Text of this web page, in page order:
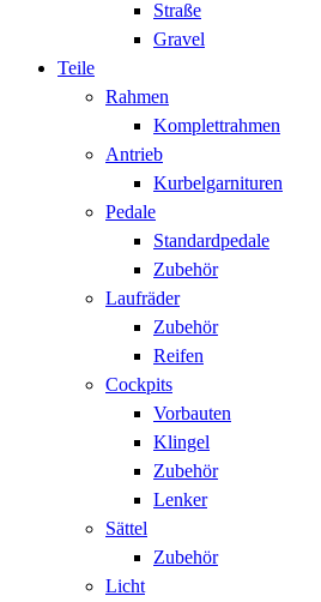
Straße
Gravel
Teile
Rahmen
Komplettrahmen
Antrieb
Kurbelgarnituren
Pedale
Standardpedale
Zubehör
Laufräder
Zubehör
Reifen
Cockpits
Vorbauten
Klingel
Zubehör
Lenker
Sättel
Zubehör
Licht